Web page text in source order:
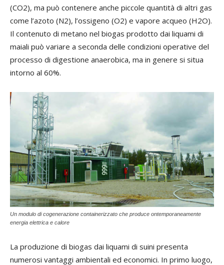
(CO2), ma può contenere anche piccole quantità di altri gas
come l’azoto (N2), l’ossigeno (O2) e vapore acqueo (H2O).
Il contenuto di metano nel biogas prodotto dai liquami di
maiali può variare a seconda delle condizioni operative del
processo di digestione anaerobica, ma in genere si situa
intorno al 60%.
Un modulo di cogenerazione containerizzato che produce ontemporaneamente
energia elettrica e calore
La produzione di biogas dai liquami di suini presenta
numerosi vantaggi ambientali ed economici. In primo luogo,